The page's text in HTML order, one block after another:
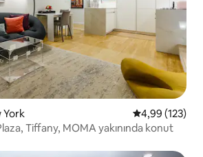
York 5 üzerinden
4,99 (123)
Tiffany, MOMA yakınında konut